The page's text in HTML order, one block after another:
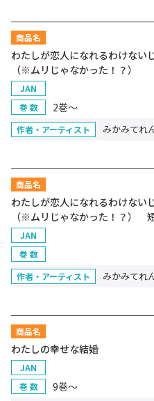
商品名
わたしが恋人になれるわけない
（※ムリじゃなかった！？）
JAN
巻 数
2巻～
作者・アーティスト みかみてれ
商品名
わたしが恋人になれるわけない
（※ムリじゃなかった！？）
JAN
巻 数
作者・アーティスト
みかみてれ
商品名
わたしの幸せな結婚
JAN
巻 数
9巻～